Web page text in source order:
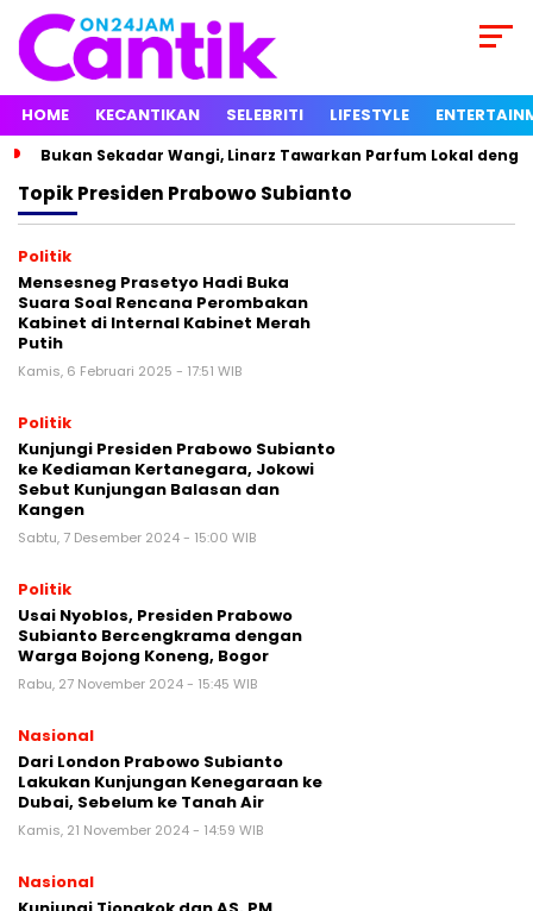
HOME KECANTIKAN SELEBRITI LIFESTYLE
Bukan Sekadar Wangi, Linarz Tawarkan Parfum Lokal
TopikPresiden Prabowo Subianto
Politik
Mensesneg Prasetyo Hadi Buka
Suara Soal Rencana Perombakan
Kabinet di Internal Kabinet Merah
Putih
Kamis, 6 Februari 2025 - 17:51 WIB
Politik
Kunjungi Presiden Prabowo Subianto
ke Kediaman Kertanegara, Jokowi
Sebut Kunjungan Balasan dan
Kangen
Sabtu, 7 Desember 2024 - 15:00 WIB
Politik
Usai Nyoblos, Presiden Prabowo
Subianto Bercengkrama dengan
Warga Bojong Koneng, Bogor
Rabu, 27 November 2024 - 15:45 WIB
Nasional
Dari London Prabowo Subianto
Lakukan Kunjungan Kenegaraan ke
Dubai, Sebelum ke Tanah Air
Kamis, 21 November 2024 - 14:59 WIB
Nasional